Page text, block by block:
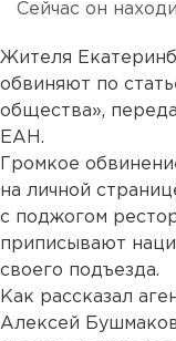
Сейчас он
Жителя
обвиняют по
общества»,
ЕАН.
Громкое
на личной
с поджогом
приписывают
своего подъезда.
Как рассказал
Алексей